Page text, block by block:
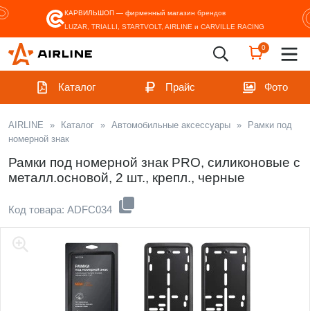
КАРВИЛЬШОП — фирменный магазин брендов
LUZAR, TRIALLI, STARTVOLT, AIRLINE и CARVILLE RACING
0
Каталог Прайс Фото
AIRLINE » Каталог » Автомобильные аксессуары »
Рамки под
номерной знак
Рамки под номерной знак PRO, силиконовые с
металл.основой, 2 шт., крепл., черные
Код товара: ADFC034